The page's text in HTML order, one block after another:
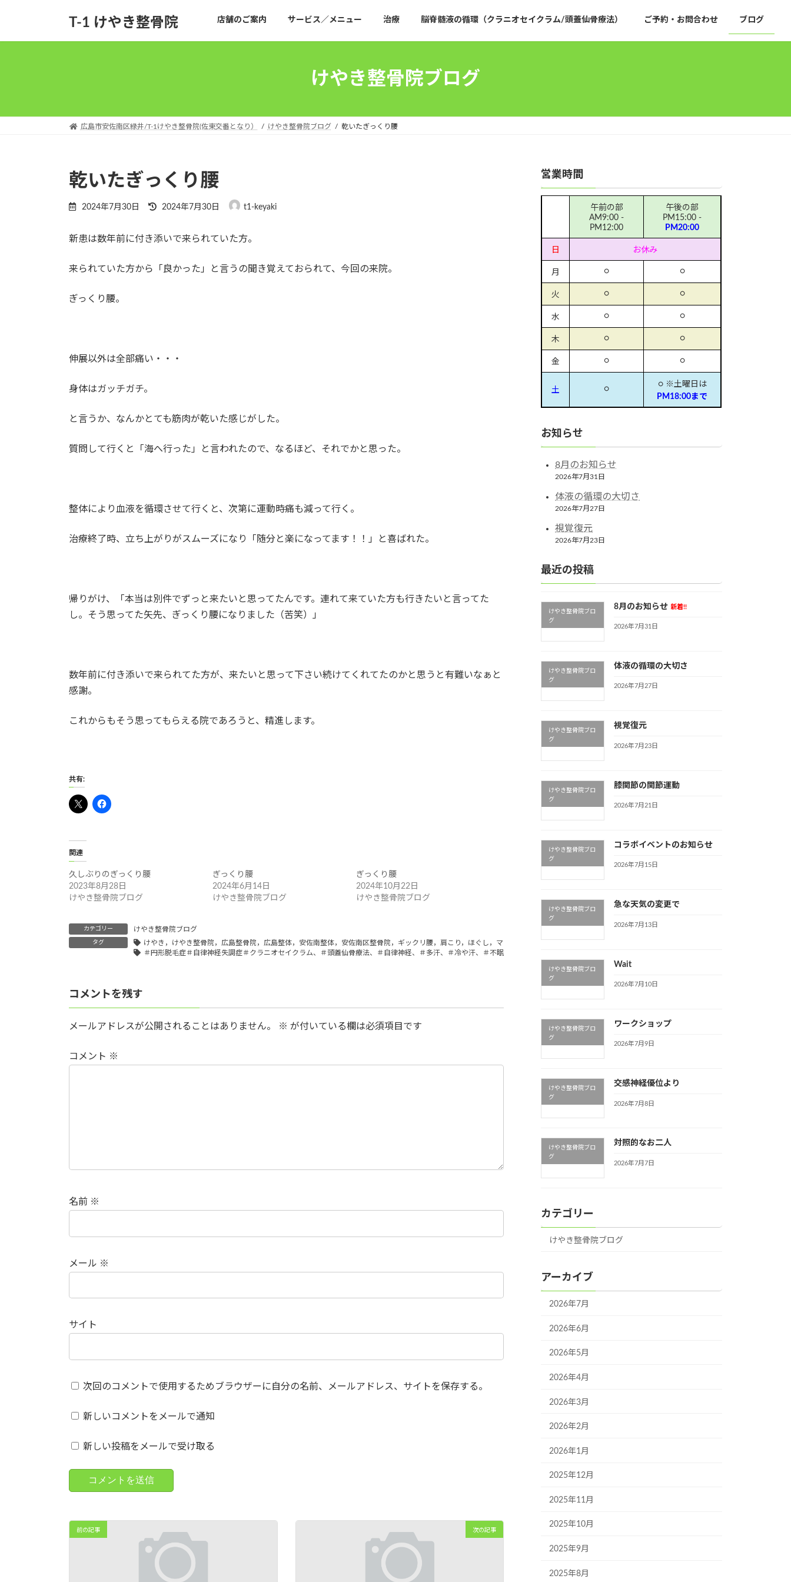
T-1 けやき整骨院 店舗のご案内 サービス／メニュー 治療 脳脊髄液の循環（クラニオセイクラム/頭蓋仙骨療法） ご予約・お問合わせ ブログ
けやき整骨院ブログ
広島市安佐南区緑井/T-1けやき整骨院(佐東交番となり） けやき整骨院ブログ 乾いたぎっくり腰
乾いたぎっくり腰
2024年7月30日
最
新
時
2024年7月30日 t1-keyaki
新患は数年前に付き添いで来られていた方。
来られていた方から「良かった」と言うの聞き覚えておられて、今回の来院。
ぎっくり腰。
伸展以外は全部痛い・・・
身体はガッチガチ。
と言うか、なんかとても筋肉が乾いた感じがした。
質問して行くと「海へ行った」と言われたので、なるほど、それでかと思った。
整体により血液を循環させて行くと、次第に運動時痛も減って行く。
治療終了時、立ち上がりがスムーズになり「随分と楽になってます！！」と喜ばれた。
帰りがけ、「本当は別件でずっと来たいと思ってたんです。連れて来ていた方も行きたいと言ってた
し。そう思ってた矢先、ぎっくり腰になりました（苦笑）」
数年前に付き添いで来られてた方が、来たいと思って下さい続けてくれてたのかと思うと有難いなぁと
感謝。
これからもそう思ってもらえる院であろうと、精進します。
共有:
関連
久しぶりのぎっくり腰
2023年8月28日
けやき整骨院ブログ
ぎっくり腰
2024年6月14日
けやき整骨院ブログ
ぎっくり腰
2024年10月22日
けやき整骨院ブログ
カテゴリー けやき整骨院ブログ
タグ
けやき，けやき整骨院，広島整骨院，広島整体，安佐南整体，安佐南区整骨院，ギックリ腰，肩こり，ほぐし，マッサージ，整体，整骨院，広島市，安佐南区，緑井
＃円形脱毛症＃自律神経失調症＃クラニオセイクラム、＃頭蓋仙骨療法、＃自律神経、＃多汗、＃冷や汗、＃不眠症、＃広島整体、＃広島整骨院、＃安佐南区整体、＃安佐南区整骨院、＃緑井整体、＃
コメントを残す
メールアドレスが公開されることはありません。 ※ が付いている欄は必須項目です
コメント ※
名前 ※
メール ※
サイト
次回のコメントで使用するためブラウザーに自分の名前、メールアドレス、サイトを保存する。
新しいコメントをメールで通知
新しい投稿をメールで受け取る
前の記事 次の記事
営業時間
午前の部
AM9:00 -
PM12:00
午後の部
PM15:00 -
PM20:00
日 お休み
月 ○ ○
火 ○ ○
水 ○ ○
木 ○ ○
金 ○ ○
土 ○
○ ※土曜日は
PM18:00まで
お知らせ
8月のお知らせ
2026年7月31日
体液の循環の大切さ
2026年7月27日
視覚復元
2026年7月23日
最近の投稿
けやき整骨院ブロ
グ
8月のお知らせ 新着!!
2026年7月31日
けやき整骨院ブロ
グ
体液の循環の大切さ
2026年7月27日
けやき整骨院ブロ
グ
視覚復元
2026年7月23日
けやき整骨院ブロ
グ
膝関節の関節運動
2026年7月21日
けやき整骨院ブロ
グ
コラボイベントのお知らせ
2026年7月15日
けやき整骨院ブロ
グ
急な天気の変更で
2026年7月13日
けやき整骨院ブロ
グ
Wait
2026年7月10日
けやき整骨院ブロ
グ
ワークショップ
2026年7月9日
けやき整骨院ブロ
グ
交感神経優位より
2026年7月8日
けやき整骨院ブロ
グ
対照的なお二人
2026年7月7日
カテゴリー
けやき整骨院ブログ
アーカイブ
2026年7月
2026年6月
2026年5月
2026年4月
2026年3月
2026年2月
2026年1月
2025年12月
2025年11月
2025年10月
2025年9月
2025年8月